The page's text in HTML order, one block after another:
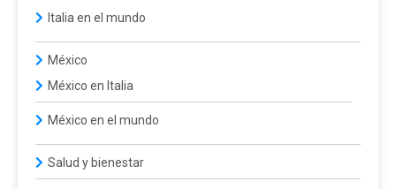
Italia en el mundo
México
México en Italia
México en el mundo
Salud y bienestar